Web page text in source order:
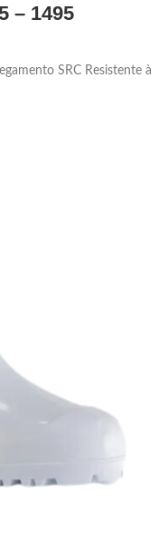
– 1495
SRC Resistente à